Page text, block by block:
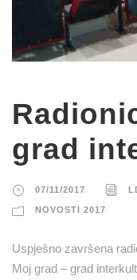
grad
07/11/2017
NOVOSTI 2017
Uspješno završena
Moj grad – grad